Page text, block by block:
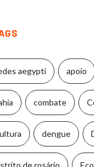
aegypti apoio
combate
dengue
de rosário